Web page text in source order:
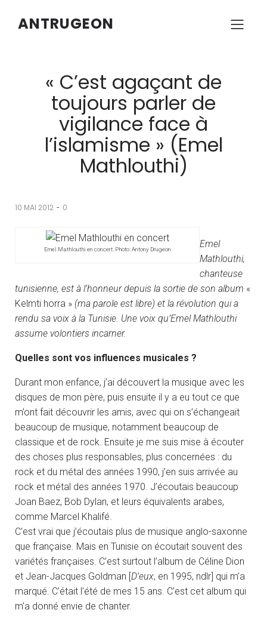
ANTRUGEON
« C’est agaçant de
toujours parler de
vigilance face à
l’islamisme » (Emel
Mathlouthi)
10 MAI 2012 - 0
Emel Mathlouthi en concert. Photo: Antony Drugeon
Emel
Mathlouthi,
chanteuse
tunisienne, est à l’honneur depuis la sortie de son album «
Kelmti horra » (ma parole est libre) et la révolution qui a
rendu sa voix à la Tunisie. Une voix qu’Emel Mathlouthi
assume volontiers incarner.
Quelles sont vos influences musicales ?
Durant mon enfance, j’ai découvert la musique avec les
disques de mon père, puis ensuite il y a eu tout ce que
m’ont fait découvrir les amis, avec qui on s’échangeait
beaucoup de musique, notamment beaucoup de
classique et de rock. Ensuite je me suis mise à écouter
des choses plus responsables, plus concernées : du
rock et du métal des années 1990, j’en suis arrivée au
rock et métal des années 1970. J’écoutais beaucoup
Joan Baez, Bob Dylan, et leurs équivalents arabes,
comme Marcel Khalifé.
C’est vrai que j’écoutais plus de musique anglo-saxonne
que française. Mais en Tunisie on écoutait souvent des
variétés françaises. C’est surtout l’album de Céline Dion
et Jean-Jacques Goldman [D’eux, en 1995, ndlr] qui m’a
marqué. C’était l’été de mes 15 ans. C’est cet album qui
m’a donné envie de chanter.